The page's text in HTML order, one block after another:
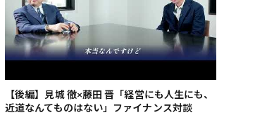
【後編】見城 徹×藤田 晋「経営にも人生にも、
近道なんてものはない」ファイナンス対談